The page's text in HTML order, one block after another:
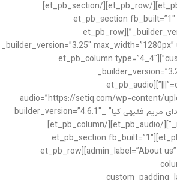
[/et_pb_text][/et_pb_column][/et_pb_row][/et_pb_section]
[et_pb_section
_builder_version=”3.22″ locked=”off”][et_pb_row
_builder_version=”3.25″
custom_width_px=”1280px”][et_pb_column type=”4_4″
custom_padding__hover=”|||”][et_pb_audio
audio=”https://setiq.com/wp-content/
21.mp3″ title=”رباعی با صدای مریم فقیهی کیا” _builder_version=”4.6.1″
_module_preset=”default”][/et_pb_audio][/et_pb_column]
[/et_pb_row][/et_pb_section][et_pb_section fb_built=”1″
admin_label=”About us” _builder_version=”3.22″][et_pb_row